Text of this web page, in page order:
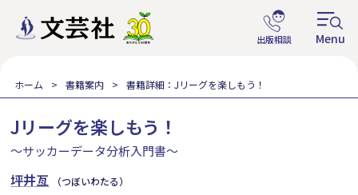
ホーム 書籍案内 書籍詳細：Jリーグを楽しもう！
Jリーグを楽しもう！
～サッカーデータ分析入門書～
坪井亙 （つぼいわたる）